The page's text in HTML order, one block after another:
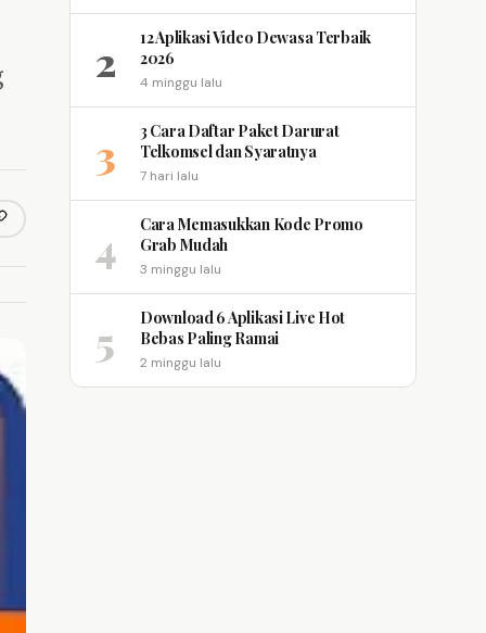
link
2
12 Aplikasi Video Dewasa Terbaik
2026
4 minggu lalu
3
3 Cara Daftar Paket Darurat
Telkomsel dan Syaratnya
7 hari lalu
4
Cara Memasukkan Kode Promo
Grab Mudah
3 minggu lalu
5
Download 6 Aplikasi Live Hot
Bebas Paling Ramai
2 minggu lalu